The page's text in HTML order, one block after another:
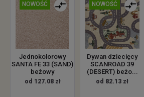
NOWOŚĆ
Jednokolorowy
SANTA FE 33 (SAND)
beżowy
od 127.08 zł
NOWOŚĆ
Dywan dziecięcy
SCANROAD 39
(DESERT) beżo...
od 82.13 zł